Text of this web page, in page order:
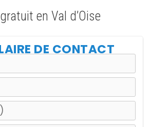
en Val d’Oise
DE CONTACT